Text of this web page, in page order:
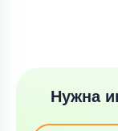
Нужна